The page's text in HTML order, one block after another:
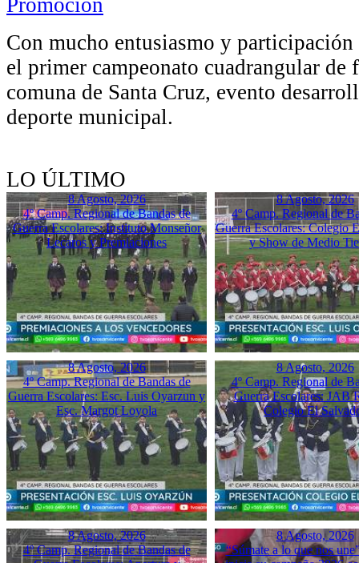
Con mucho entusiasmo y
el primer campeonato cuadrangular de
comuna de Santa Cruz, evento
deporte municipal.
LO ÚLTIMO
8 Agosto, 2026
4º Camp. Regional de Bandas de
Guerra Escolares: Instituto Monseñor
Lecaros y Premiaciones
8 Agosto, 2026
4º Camp. Regional de
Guerra Escolares: Colegio
y Show de Medio
8 Agosto, 2026
4º Camp. Regional de Bandas de
Guerra Escolares: Esc. Luis Oyarzun y
Esc. Margot Loyola
8 Agosto, 2026
4º Camp. Regional de
Guerra Escolares: JAB
Colegio El
8 Agosto, 2026
4º Camp. Regional de Bandas de
8 Agosto, 2026
“Súmate a lo que nos